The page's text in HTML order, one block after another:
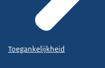
Toegankelijkheid